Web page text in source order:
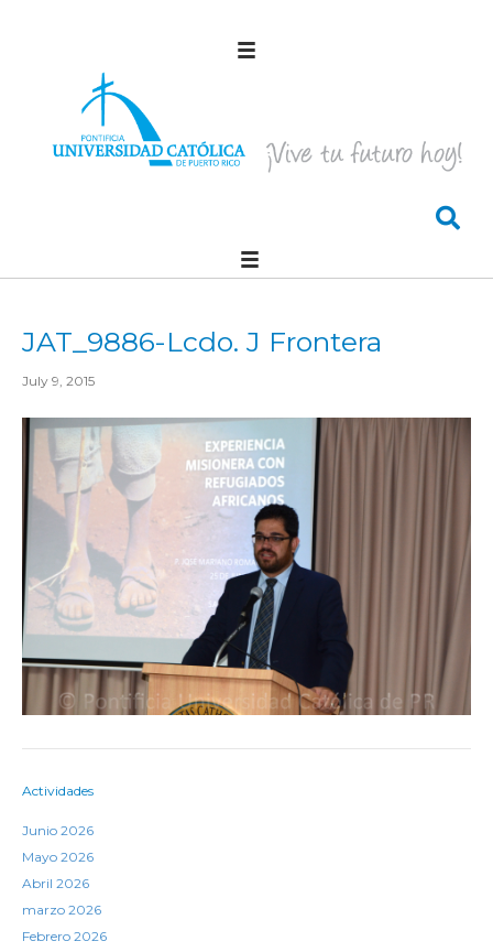
JAT_9886-Lcdo. J Frontera
July 9, 2015
Actividades
Junio 2026
Mayo 2026
Abril 2026
marzo 2026
Febrero 2026